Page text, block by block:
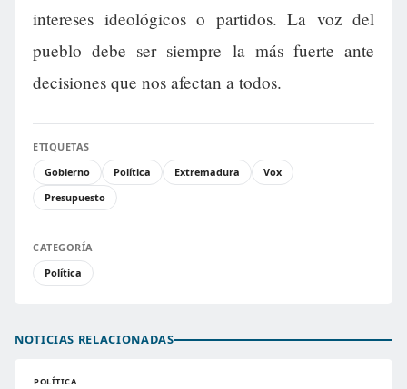
intereses ideológicos o partidos. La voz del
pueblo debe ser siempre la más fuerte ante
decisiones que nos afectan a todos.
ETIQUETAS
Gobierno
Política Extremadura
Vox
Presupuesto
CATEGORÍA
Política
NOTICIAS RELACIONADAS
POLÍTICA